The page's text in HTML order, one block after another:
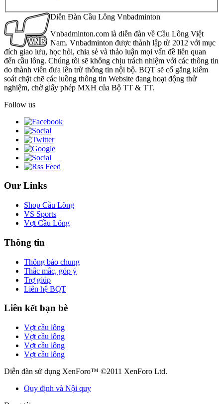
Diễn Đàn Cầu Lông Vnbadminton
Vnbadminton.com là diễn đàn về Cầu Lông Việt
Nam. Vnbadminton được thành lập từ 2012 với mục
đích giao lưu, học hỏi, chia sẻ và thảo luận mọi vấn đề liên quan
đến cầu lông. Chúng tôi sẽ không chịu trách nhiệm với các thông tin
do thành viên đưa lên trừ thông tin nội bộ. BQT sẽ cố gắng kiểm
soát chặt chẽ các luồng thông tin Website đang hoạt động thử
nghiệm, chờ giấy phép MXH của Bộ TT & TT.
Follow us
Our Links
Shop Cầu Lông
VS Sports
Vợt Cầu Lông
Thông tin
Thông báo chung
Thắc mắc, góp ý
Trợ giúp
Liên hệ BQT
Liên kết bạn bè
Vợt cầu lông
Vợt cầu lông
Vợt cầu lông
Vợt cầu lông
Diễn đàn sử dụng XenForo™ ©2011 XenForo Ltd.
Quy định và Nội quy